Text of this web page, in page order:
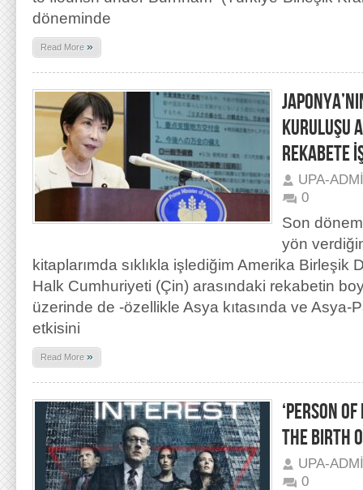
döneminde
Read More »
KURULUŞU
REKABETE
UPA-
0
Son
yön
kitaplarımda sıklıkla işlediğim Amerika Birleşik
Halk Cumhuriyeti (Çin) arasındaki rekabetin
üzerinde de -özellikle Asya kıtasında ve Asya-
etkisini
Read More »
‘PERSON
THE BIRTH
UPA-
0